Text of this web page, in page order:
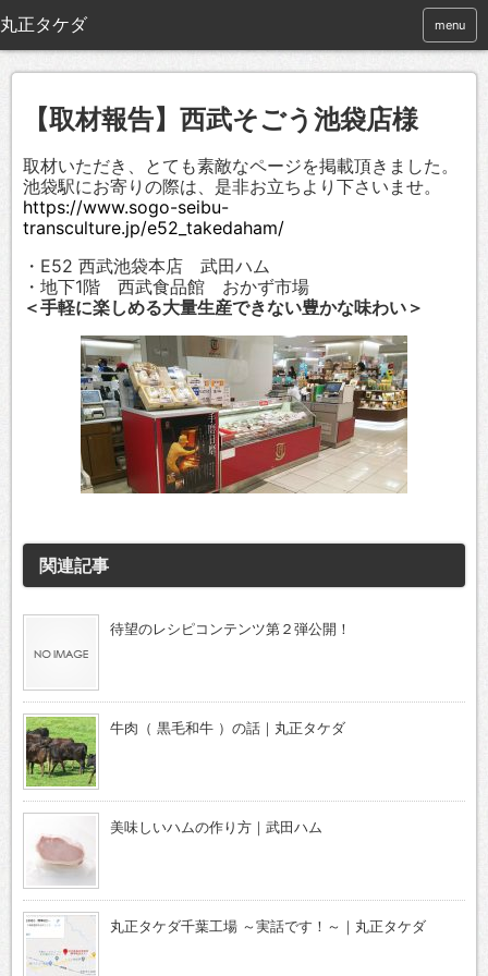
menu
【取材報告】西武そごう池袋店様
取材いただき、とても素敵なページを掲載頂きました。
池袋駅にお寄りの際は、是非お立ちより下さいませ。
https://www.sogo-seibu-
transculture.jp/e52_takedaham/
・E52 西武池袋本店 武田ハム
・地下1階 西武食品館 おかず市場
＜手軽に楽しめる大量生産できない豊かな味わい＞
関連記事
待望のレシピコンテンツ第２弾公開！
牛肉（ 黒毛和牛 ）の話｜丸正タケダ
美味しいハムの作り方｜武田ハム
丸正タケダ千葉工場 ～実話です！～｜丸正タケダ